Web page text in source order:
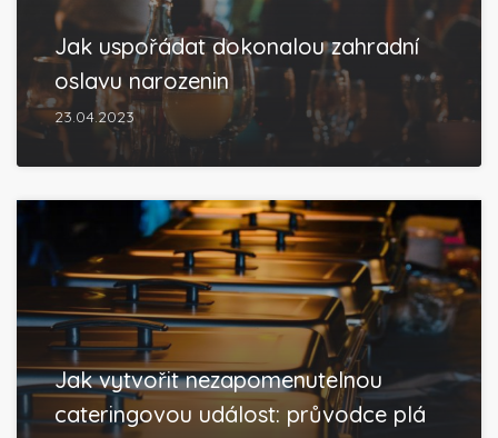
Jak uspořádat dokonalou zahradní
oslavu narozenin
23.04.2023
Jak vytvořit nezapomenutelnou
cateringovou událost: průvodce plá